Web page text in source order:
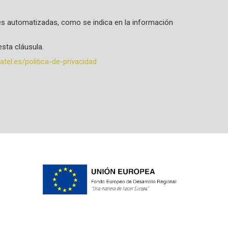
automatizadas, como se indica en la información
cláusula.
politica-de-privacidad